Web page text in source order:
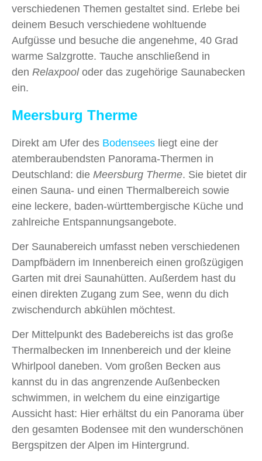
verschiedenen Themen gestaltet sind. Erlebe bei
deinem Besuch verschiedene wohltuende
Aufgüsse und besuche die angenehme, 40 Grad
warme Salzgrotte. Tauche anschließend in
den Relaxpooloder das zugehörige Saunabecken
ein.
Meersburg Therme
Direkt am Ufer des Bodensees liegt eine der
atemberaubendsten Panorama-Thermen in
Deutschland: die Meersburg Therme. Sie bietet dir
einen Sauna- und einen Thermalbereich sowie
eine leckere, baden-württembergische Küche und
zahlreiche Entspannungsangebote.
Der Saunabereich umfasst neben verschiedenen
Dampfbädern im Innenbereich einen großzügigen
Garten mit drei Saunahütten. Außerdem hast du
einen direkten Zugang zum See, wenn du dich
zwischendurch abkühlen möchtest.
Der Mittelpunkt des Badebereichs ist das große
Thermalbecken im Innenbereich und der kleine
Whirlpool daneben. Vom großen Becken aus
kannst du in das angrenzende Außenbecken
schwimmen, in welchem du eine einzigartige
Aussicht hast: Hier erhältst du ein Panorama über
den gesamten Bodensee mit den wunderschönen
Bergspitzen der Alpen im Hintergrund.